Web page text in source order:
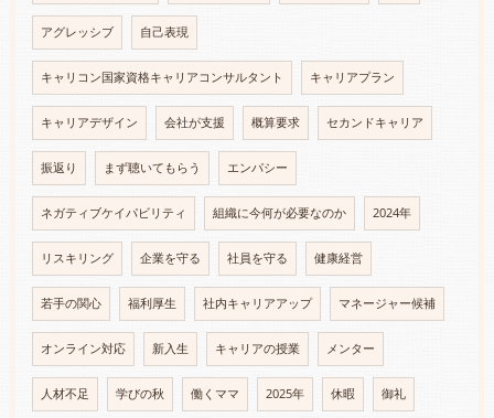
アグレッシブ 自己表現
キャリコン国家資格キャリアコンサルタント キャリアプラン
キャリアデザイン 会社が支援 概算要求 セカンドキャリア
振返り まず聴いてもらう エンパシー
ネガティブケイパビリティ 組織に今何が必要なのか 2024年
リスキリング 企業を守る 社員を守る 健康経営
若手の関心 福利厚生 社内キャリアアップ マネージャー候補
オンライン対応 新入生 キャリアの授業 メンター
人材不足 学びの秋 働くママ 2025年 休暇 御礼